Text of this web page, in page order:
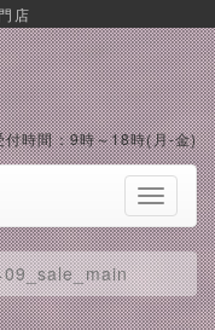
店
付時間：9時～18時(月-金)
Toggle